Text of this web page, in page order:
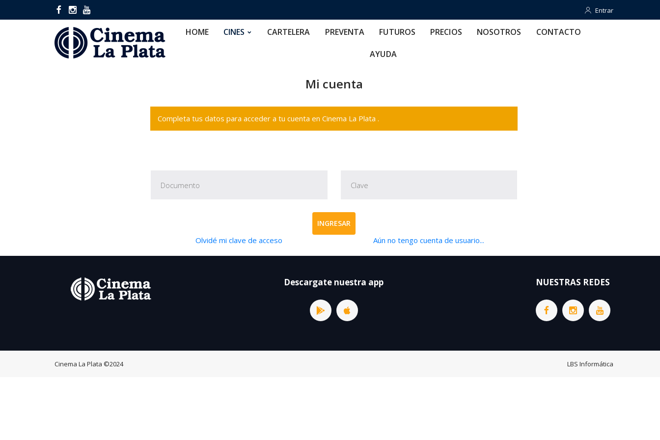
Entrar
Entrar
HOME CINES CARTELERA PREVENTA FUTUROS PRECIOS NOSOTROS CONTACTO
AYUDA
Mi cuenta
Completa tus datos para acceder a tu cuenta en Cinema La Plata .
INGRESAR
Olvidé mi clave de acceso Aún no tengo cuenta de usuario...
Descargate nuestra app NUESTRAS REDES
Cinema La Plata ©2024 LBS Informática